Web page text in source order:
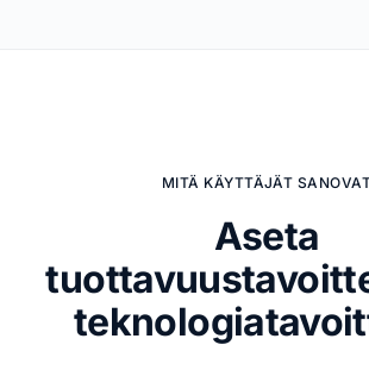
MITÄ KÄYTTÄJÄT
Aseta